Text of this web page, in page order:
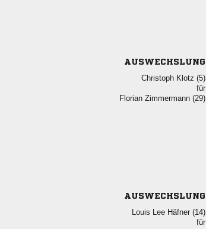
AUSWECHSLUNG
  
für
  
AUSWECHSLUNG
   
für